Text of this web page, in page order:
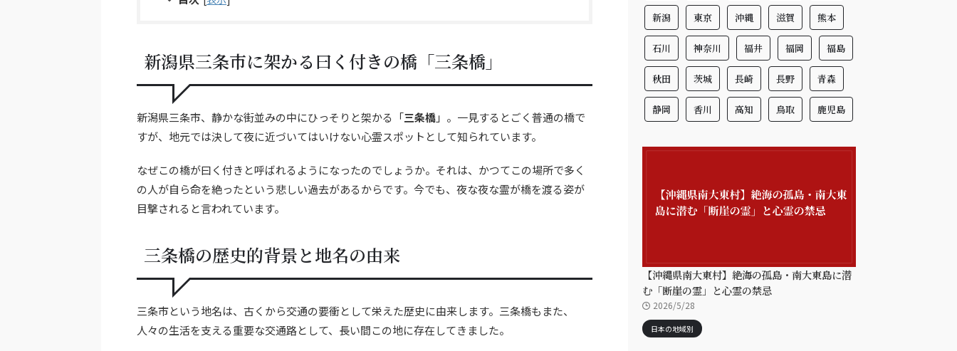
新潟県三条市に架かる曰く付きの橋「三条橋」
新潟県三条市、静かな街並みの中にひっそりと架かる「三条橋」。一見するとごく普通の橋で
すが、地元では決して夜に近づいてはいけない心霊スポットとして知られています。
なぜこの橋が曰く付きと呼ばれるようになったのでしょうか。それは、かつてこの場所で多く
の人が自ら命を絶ったという悲しい過去があるからです。今でも、夜な夜な霊が橋を渡る姿が
目撃されると言われています。
三条橋の歴史的背景と地名の由来
三条市という地名は、古くから交通の要衝として栄えた歴史に由来します。三条橋もまた、
人々の生活を支える重要な交通路として、長い間この地に存在してきました。
新潟 東京 沖縄 滋賀 熊本
石川 神奈川 福井 福岡 福島
秋田 茨城 長崎 長野 青森
静岡 香川 高知 鳥取 鹿児島
【沖縄県南大東村】絶海の孤島・南大東島に潜
む「断崖の霊」と心霊の禁忌
2026/5/28
日本の地域別